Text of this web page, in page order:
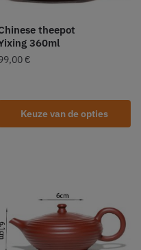
theepot
360ml
€
Keuze van de opties